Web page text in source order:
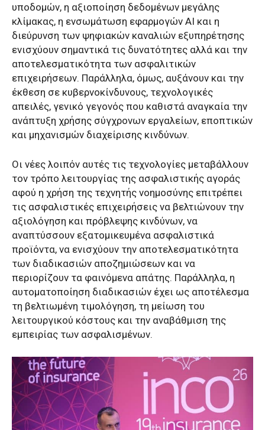
υποδομών, η αξιοποίηση δεδομένων μεγάλης
κλίμακας, η ενσωμάτωση εφαρμογών AI και η
διεύρυνση των ψηφιακών καναλιών εξυπηρέτησης
ενισχύουν σημαντικά τις δυνατότητες αλλά και την
αποτελεσματικότητα των ασφαλιτικών
επιχειρήσεων. Παράλληλα, όμως, αυξάνουν και την
έκθεση σε κυβερνοκίνδυνους, τεχνολογικές
απειλές, γενικό γεγονός που καθιστά αναγκαία την
ανάπτυξη χρήσης σύγχρονων εργαλείων, εποπτικών
και μηχανισμών διαχείρισης κινδύνων.
Οι νέες λοιπόν αυτές τις τεχνολογίες μεταβάλλουν
τον τρόπο λειτουργίας της ασφαλιστικής αγοράς
αφού η χρήση της τεχνητής νοημοσύνης επιτρέπει
τις ασφαλιστικές επιχειρήσεις να βελτιώνουν την
αξιολόγηση και πρόβλεψης κινδύνων, να
αναπτύσσουν εξατομικευμένα ασφαλιστικά
προϊόντα, να ενισχύουν την αποτελεσματικότητα
των διαδικασιών αποζημιώσεων και να
περιορίζουν τα φαινόμενα απάτης. Παράλληλα, η
αυτοματοποίηση διαδικασιών έχει ως αποτέλεσμα
τη βελτιωμένη τιμολόγηση, τη μείωση του
λειτουργικού κόστους και την αναβάθμιση της
εμπειρίας των ασφαλισμένων.